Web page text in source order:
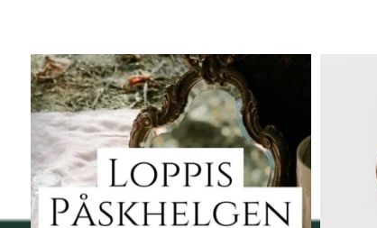
Vi skall ha loppis!
I Vellnez anda;...
6